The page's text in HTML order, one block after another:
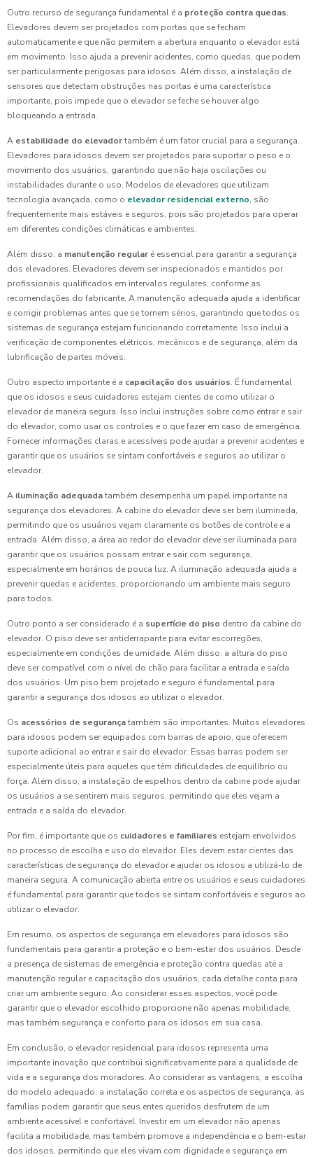
Outro recurso de segurança fundamental é a proteção contra quedas.
Elevadores devem ser projetados com portas que se fecham
automaticamente e que não permitem a abertura enquanto o elevador está
em movimento. Isso ajuda a prevenir acidentes, como quedas, que podem
ser particularmente perigosas para idosos. Além disso, a instalação de
sensores que detectam obstruções nas portas é uma característica
importante, pois impede que o elevador se feche se houver algo
bloqueando a entrada.
A estabilidade do elevadortambém é um fator crucial para a segurança.
Elevadores para idosos devem ser projetados para suportar o peso e o
movimento dos usuários, garantindo que não haja oscilações ou
instabilidades durante o uso. Modelos de elevadores que utilizam
tecnologia avançada, como o elevador residencial externo, são
frequentemente mais estáveis e seguros, pois são projetados para operar
em diferentes condições climáticas e ambientes.
Além disso, a manutenção regular é essencial para garantir a segurança
dos elevadores. Elevadores devem ser inspecionados e mantidos por
profissionais qualificados em intervalos regulares, conforme as
recomendações do fabricante. A manutenção adequada ajuda a identificar
e corrigir problemas antes que se tornem sérios, garantindo que todos os
sistemas de segurança estejam funcionando corretamente. Isso inclui a
verificação de componentes elétricos, mecânicos e de segurança, além da
lubrificação de partes móveis.
Outro aspecto importante é a capacitação dos usuários. É fundamental
que os idosos e seus cuidadores estejam cientes de como utilizar o
elevador de maneira segura. Isso inclui instruções sobre como entrar e sair
do elevador, como usar os controles e o que fazer em caso de emergência.
Fornecer informações claras e acessíveis pode ajudar a prevenir acidentes e
garantir que os usuários se sintam confortáveis e seguros ao utilizar o
elevador.
A iluminação adequadatambém desempenha um papel importante na
segurança dos elevadores. A cabine do elevador deve ser bem iluminada,
permitindo que os usuários vejam claramente os botões de controle e a
entrada. Além disso, a área ao redor do elevador deve ser iluminada para
garantir que os usuários possam entrar e sair com segurança,
especialmente em horários de pouca luz. A iluminação adequada ajuda a
prevenir quedas e acidentes, proporcionando um ambiente mais seguro
para todos.
Outro ponto a ser considerado é a superfície do piso dentro da cabine do
elevador. O piso deve ser antiderrapante para evitar escorregões,
especialmente em condições de umidade. Além disso, a altura do piso
deve ser compatível com o nível do chão para facilitar a entrada e saída
dos usuários. Um piso bem projetado e seguro é fundamental para
garantir a segurança dos idosos ao utilizar o elevador.
Os acessórios de segurançatambém são importantes. Muitos elevadores
para idosos podem ser equipados com barras de apoio, que oferecem
suporte adicional ao entrar e sair do elevador. Essas barras podem ser
especialmente úteis para aqueles que têm dificuldades de equilíbrio ou
força. Além disso, a instalação de espelhos dentro da cabine pode ajudar
os usuários a se sentirem mais seguros, permitindo que eles vejam a
entrada e a saída do elevador.
Por fim, é importante que os cuidadores e familiares estejam envolvidos
no processo de escolha e uso do elevador. Eles devem estar cientes das
características de segurança do elevador e ajudar os idosos a utilizá-lo de
maneira segura. A comunicação aberta entre os usuários e seus cuidadores
é fundamental para garantir que todos se sintam confortáveis e seguros ao
utilizar o elevador.
Em resumo, os aspectos de segurança em elevadores para idosos são
fundamentais para garantir a proteção e o bem-estar dos usuários. Desde
a presença de sistemas de emergência e proteção contra quedas até a
manutenção regular e capacitação dos usuários, cada detalhe conta para
criar um ambiente seguro. Ao considerar esses aspectos, você pode
garantir que o elevador escolhido proporcione não apenas mobilidade,
mas também segurança e conforto para os idosos em sua casa.
Em conclusão, o elevador residencial para idosos representa uma
importante inovação que contribui significativamente para a qualidade de
vida e a segurança dos moradores. Ao considerar as vantagens, a escolha
do modelo adequado, a instalação correta e os aspectos de segurança, as
famílias podem garantir que seus entes queridos desfrutem de um
ambiente acessível e confortável. Investir em um elevador não apenas
facilita a mobilidade, mas também promove a independência e o bem-estar
dos idosos, permitindo que eles vivam com dignidade e segurança em